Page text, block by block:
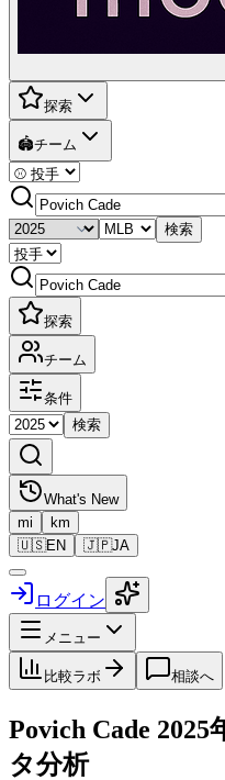
探索
🏟️チーム
検索
探索
チーム
条件
検索
What's New
mi
km
🇺🇸EN 🇯🇵JA
ログイン
メニュー
比較ラボ 相談へ
Povich Cade 2025
タ分析